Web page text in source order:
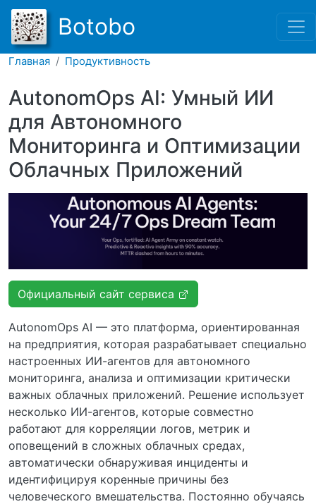
Перейти к основному
Botobo
Главная Продуктивность
AutonomOps AI: Умный ИИ
для Автономного
Мониторинга и Оптимизации
Облачных Приложений
Официальный сайт сервиса
AutonomOps AI — это платформа, ориентированная
на предприятия, которая разрабатывает специально
настроенных ИИ-агентов для автономного
мониторинга, анализа и оптимизации критически
важных облачных приложений. Решение использует
несколько ИИ-агентов, которые совместно
работают для корреляции логов, метрик и
оповещений в сложных облачных средах,
автоматически обнаруживая инциденты и
идентифицируя коренные причины без
человеческого вмешательства. Постоянно обучаясь